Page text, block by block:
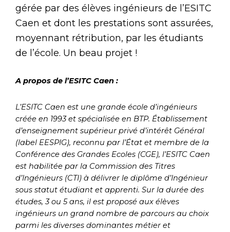
gérée par des élèves ingénieurs de l’ESITC
Caen et dont les prestations sont assurées,
moyennant rétribution, par les étudiants
de l’école. Un beau projet !
A propos de l’ESITC Caen :
L’ESITC Caen est une grande école d’ingénieurs
créée en 1993 et spécialisée en BTP. Établissement
d’enseignement supérieur privé d’intérêt Général
(label EESPIG), reconnu par l’État et membre de la
Conférence des Grandes Ecoles (CGE), l’ESITC Caen
est habilitée par la Commission des Titres
d’Ingénieurs (CTI) à délivrer le diplôme d’Ingénieur
sous statut étudiant et apprenti. Sur la durée des
études, 3 ou 5 ans, il est proposé aux élèves
ingénieurs un grand nombre de parcours au choix
parmi les diverses dominantes métier et